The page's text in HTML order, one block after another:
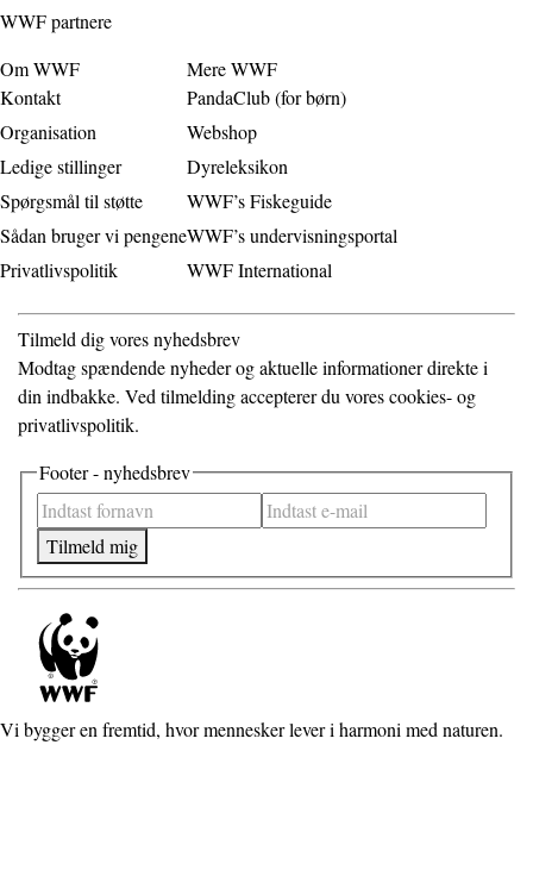
WWF partnere
Om WWF
Kontakt
Organisation
Ledige stillinger
Spørgsmål til støtte
Sådan bruger vi pengene
Privatlivspolitik
Mere WWF
PandaClub (for børn)
Webshop
Dyreleksikon
WWF’s Fiskeguide
WWF’s undervisningsportal
WWF International
Tilmeld dig vores nyhedsbrev
Modtag spændende nyheder og aktuelle informationer direkte i
din indbakke. Ved tilmelding accepterer du vores cookies- og
privatlivspolitik.
Footer - nyhedsbrev
Tilmeld mig
Vi bygger en fremtid, hvor mennesker lever i harmoni med naturen.